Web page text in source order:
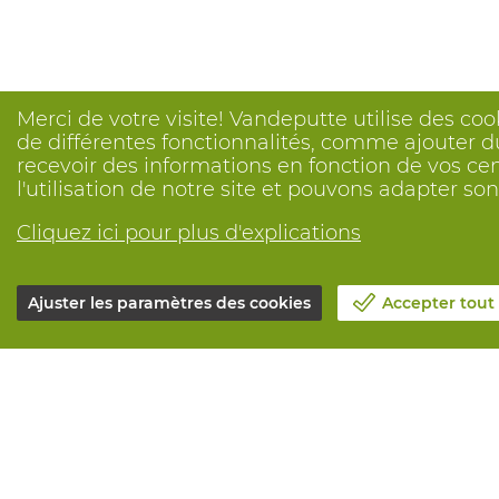
Merci de votre visite! Vandeputte utilise des
de différentes fonctionnalités, comme ajouter
recevoir des informations en fonction de vos
l'utilisation de notre site et pouvons adapter
Cliquez ici pour plus d'explications
Ajuster les paramètres des cookies Accepter tout